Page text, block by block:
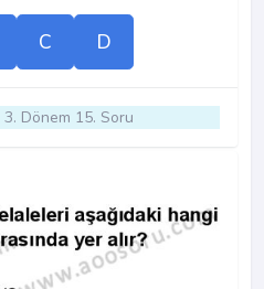
C D
3. Dönem 15. Soru